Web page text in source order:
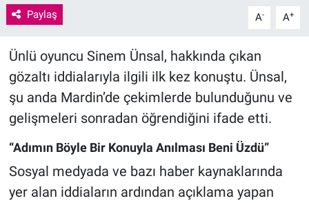
Paylaş A- A+
Ünlü oyuncu Sinem Ünsal, hakkında çıkan
gözaltı iddialarıyla ilgili ilk kez konuştu. Ünsal,
şu anda Mardin’de çekimlerde bulunduğunu ve
gelişmeleri sonradan öğrendiğini ifade etti.
“Adımın Böyle Bir Konuyla Anılması Beni Üzdü”
Sosyal medyada ve bazı haber kaynaklarında
yer alan iddiaların ardından açıklama yapan